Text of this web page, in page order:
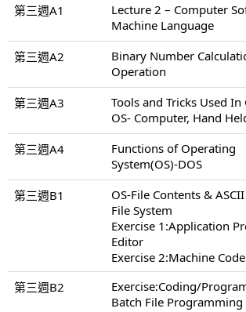
第三週A1
Lecture 2 – Computer
Machine Language
第三週A2
Binary Number
Operation
第三週A3
Tools and Tricks Used In
OS- Computer, Hand
第三週A4
Functions of Operating
System(OS)-DOS
第三週B1
OS-File Contents &
File System
Exercise 1:Application
Editor
Exercise 2:Machine
第三週B2
Exercise:Coding/
Batch File Programming